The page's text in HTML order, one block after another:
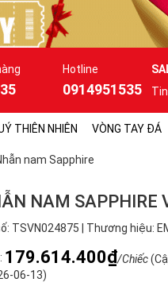
Hotline
0914951535
THIÊN NHIÊN VÒNG TAY ĐÁ
nam Sapphire
NAM SAPPHIRE
TSVN024875 | Thương hiệu:
179.614.400₫/Chiếc
06-13)